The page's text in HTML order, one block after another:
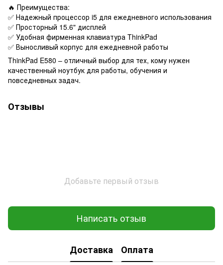
🔥 Преимущества:
✅ Надежный процессор i5 для ежедневного использования
✅ Просторный 15.6" дисплей
✅ Удобная фирменная клавиатура ThinkPad
✅ Выносливый корпус для ежедневной работы
ThinkPad E580 – отличный выбор для тех, кому нужен
качественный ноутбук для работы, обучения и
повседневных задач.
Отзывы
Добавьте первый отзыв
Написать отзыв
Доставка Оплата